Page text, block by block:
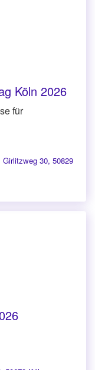
Köln 2026
für
Girlitzweg 30, 50829